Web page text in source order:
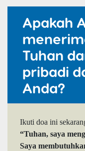
Apakah
Tuhan
pribadi
Anda?
Ikuti doa ini
“Tuhan, saya
Saya